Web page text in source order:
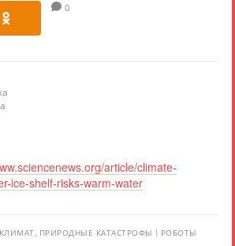
0
article/climate-
ice-shelf-risks-warm-water
КЛИМАТ, ПРИРОДНЫЕ КАТАСТРОФЫ РОБОТЫ